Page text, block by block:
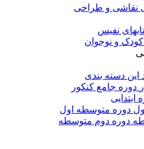
نقاشی و طراحی
نفیس
کودک و نوجوان
دسته بندی
دوره جامع کنکور
ابتدایی
دوره متوسطه اول
دوره دوم متوسطه